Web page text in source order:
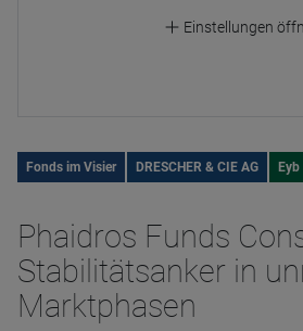
Einstellungen
Fonds im Visier DRESCHER & CIE AG Eyb
Phaidros Funds
Stabilitätsanker in
Marktphasen